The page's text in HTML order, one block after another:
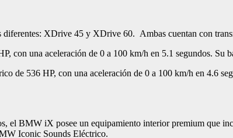
XDrive 45 y XDrive 60. Ambas cuentan con
con una aceleración de 0 a 100 km/h en 5.1 segundos.
de 536 HP, con una aceleración de 0 a 100 km/h en 4.6
el BMW iX posee un equipamiento interior premium que
Iconic Sounds Eléctrico.